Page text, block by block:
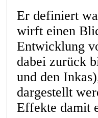
Er definiert
wirft einen
Entwicklung
dabei zurück
und den
dargestellt
Effekte damit